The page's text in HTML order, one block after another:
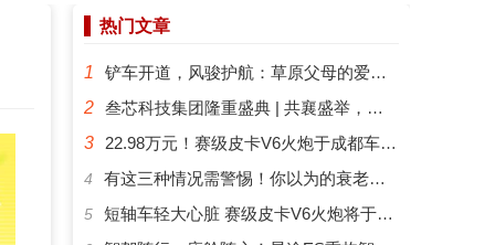
热门文章
1
铲车开道，风骏护航：草原父母的爱有多硬核？
2 叁芯科技集团隆重盛典 | 共襄盛举，筑梦未来
3
22.98万元！赛级皮卡V6火炮于成都车展正式预售
4 ​有这三种情况需警惕！你以为的衰老可能是“大脑预警”
5 短轴车轻大心脏 赛级皮卡V6火炮将于成都车展开启预售